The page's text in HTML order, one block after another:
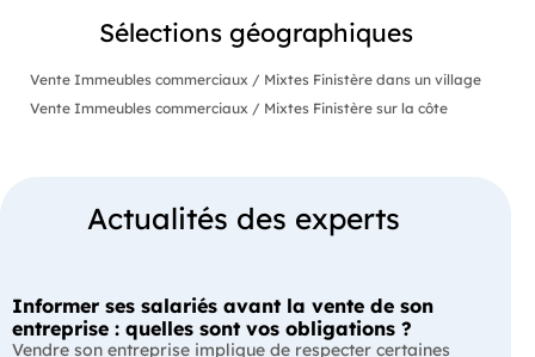
Sélections géographiques
Vente Immeubles commerciaux / Mixtes Finistère dans un village
Vente Immeubles commerciaux / Mixtes Finistère sur la côte
Actualités des experts
Informer ses salariés avant la vente de son
entreprise : quelles sont vos obligations ?
Vendre son entreprise implique de respecter certaines